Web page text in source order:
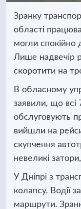
Зранку
області
могли спокійно
Лише надвечір
скоротити на
В обласному
заявили, що всі
обслуговують
вийшли на
скупчення
невеликі
У Дніпрі з
колапсу. Водії
маршрути.